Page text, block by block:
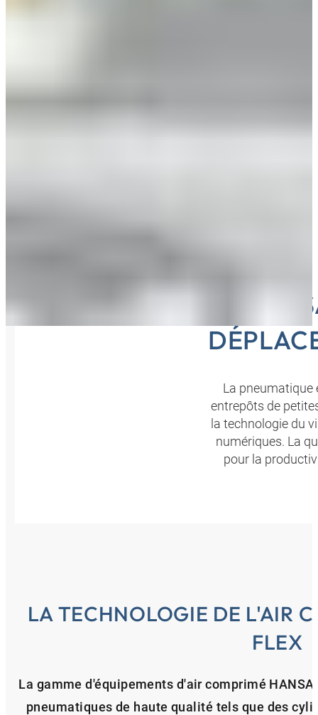
La
entrepôts de
la technologie du
numériques. La
pour la
LA TECHNOLOGIE DE L'AIR
FLEX
La gamme d'équipements d'air comprimé
pneumatiques de haute qualité tels que des